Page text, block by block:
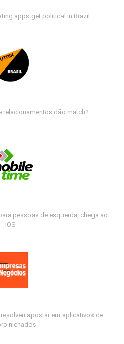
apps get political in Brazil
relacionamentos dão match?
pessoas de esquerda, chega ao
iOS
apostar em aplicativos de
nichados